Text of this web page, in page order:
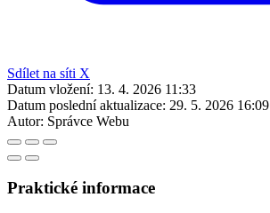
Sdílet na síti X
Datum vložení: 13. 4. 2026 11:33
Datum poslední aktualizace: 29. 5. 2026 16:09
Autor: Správce Webu
Praktické informace